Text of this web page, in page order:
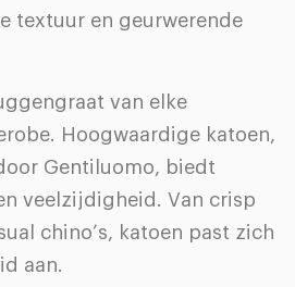
textuur en geurwerende
van elke
Hoogwaardige katoen,
Gentiluomo, biedt
veelzijdigheid. Van crisp
chino’s, katoen past zich
aan.